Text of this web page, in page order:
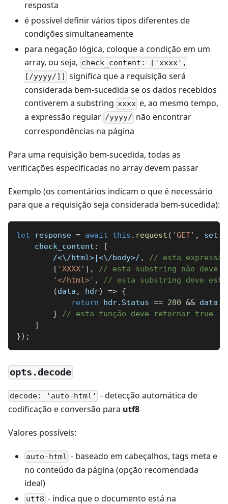
resposta
é possível definir vários tipos diferentes de
condições simultaneamente
para negação lógica, coloque a condição em um
array, ou seja, check_content: ['xxxx',
[/yyyy/]] significa que a requisição será
considerada bem-sucedida se os dados recebidos
contiverem a substring xxxx e, ao mesmo tempo,
a expressão regular /yyyy/ não encontrar
correspondências na página
Para uma requisição bem-sucedida, todas as
verificações especificadas no array devem passar
Exemplo (os comentários indicam o que é necessário
para que a requisição seja considerada bem-sucedida):
let response = await this . request ( 'GET' , set .
check_content :
[
/<\/html>|<\/body>/ ,
// esta
[ 'XXXX' ] ,
// esta substring não deve
'</html>' ,
// esta substring deve
(data , hdr) => {
return hdr. Status == 200 && data .
}
// esta função deve retornar true
]
}) ;
opts.decode
decode: 'auto-html' - detecção automática de
codificação e conversão para utf8
Valores possíveis:
auto-html - baseado em cabeçalhos, tags meta e
no conteúdo da página (opção recomendada
ideal)
utf8 - indica que o documento está na